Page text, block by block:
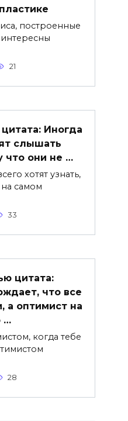
построенные
21
Иногда
слышать
что они не …
хотят узнать,
самом
33
цитата:
что все
оптимист на
…
когда тебе
28